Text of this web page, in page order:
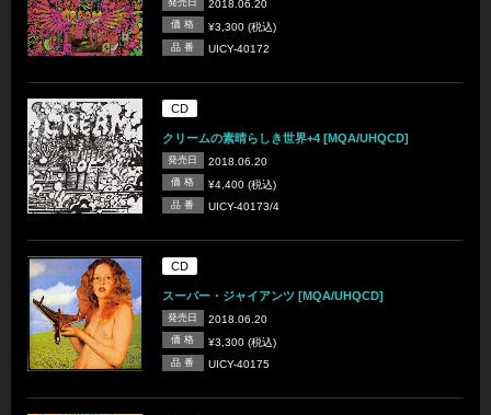
2018.06.20
価 格 ¥3,300 (税込)
品 番 UICY-40172
CD
クリームの素晴らしき世界+4 [MQA/UHQCD]
発売日 2018.06.20
価 格 ¥4,400 (税込)
品 番 UICY-40173/4
CD
スーパー・ジャイアンツ [MQA/UHQCD]
発売日 2018.06.20
価 格 ¥3,300 (税込)
品 番 UICY-40175